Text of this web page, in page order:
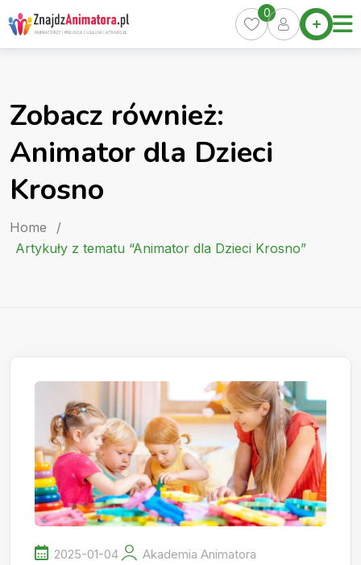
Skip
to
content
Home
Oferty
Kurs
0
Zobacz również:
Animator dla Dzieci
Krosno
Home
/
Artykuły z tematu “Animator dla Dzieci Krosno”
2025-01-04
Akademia Animatora